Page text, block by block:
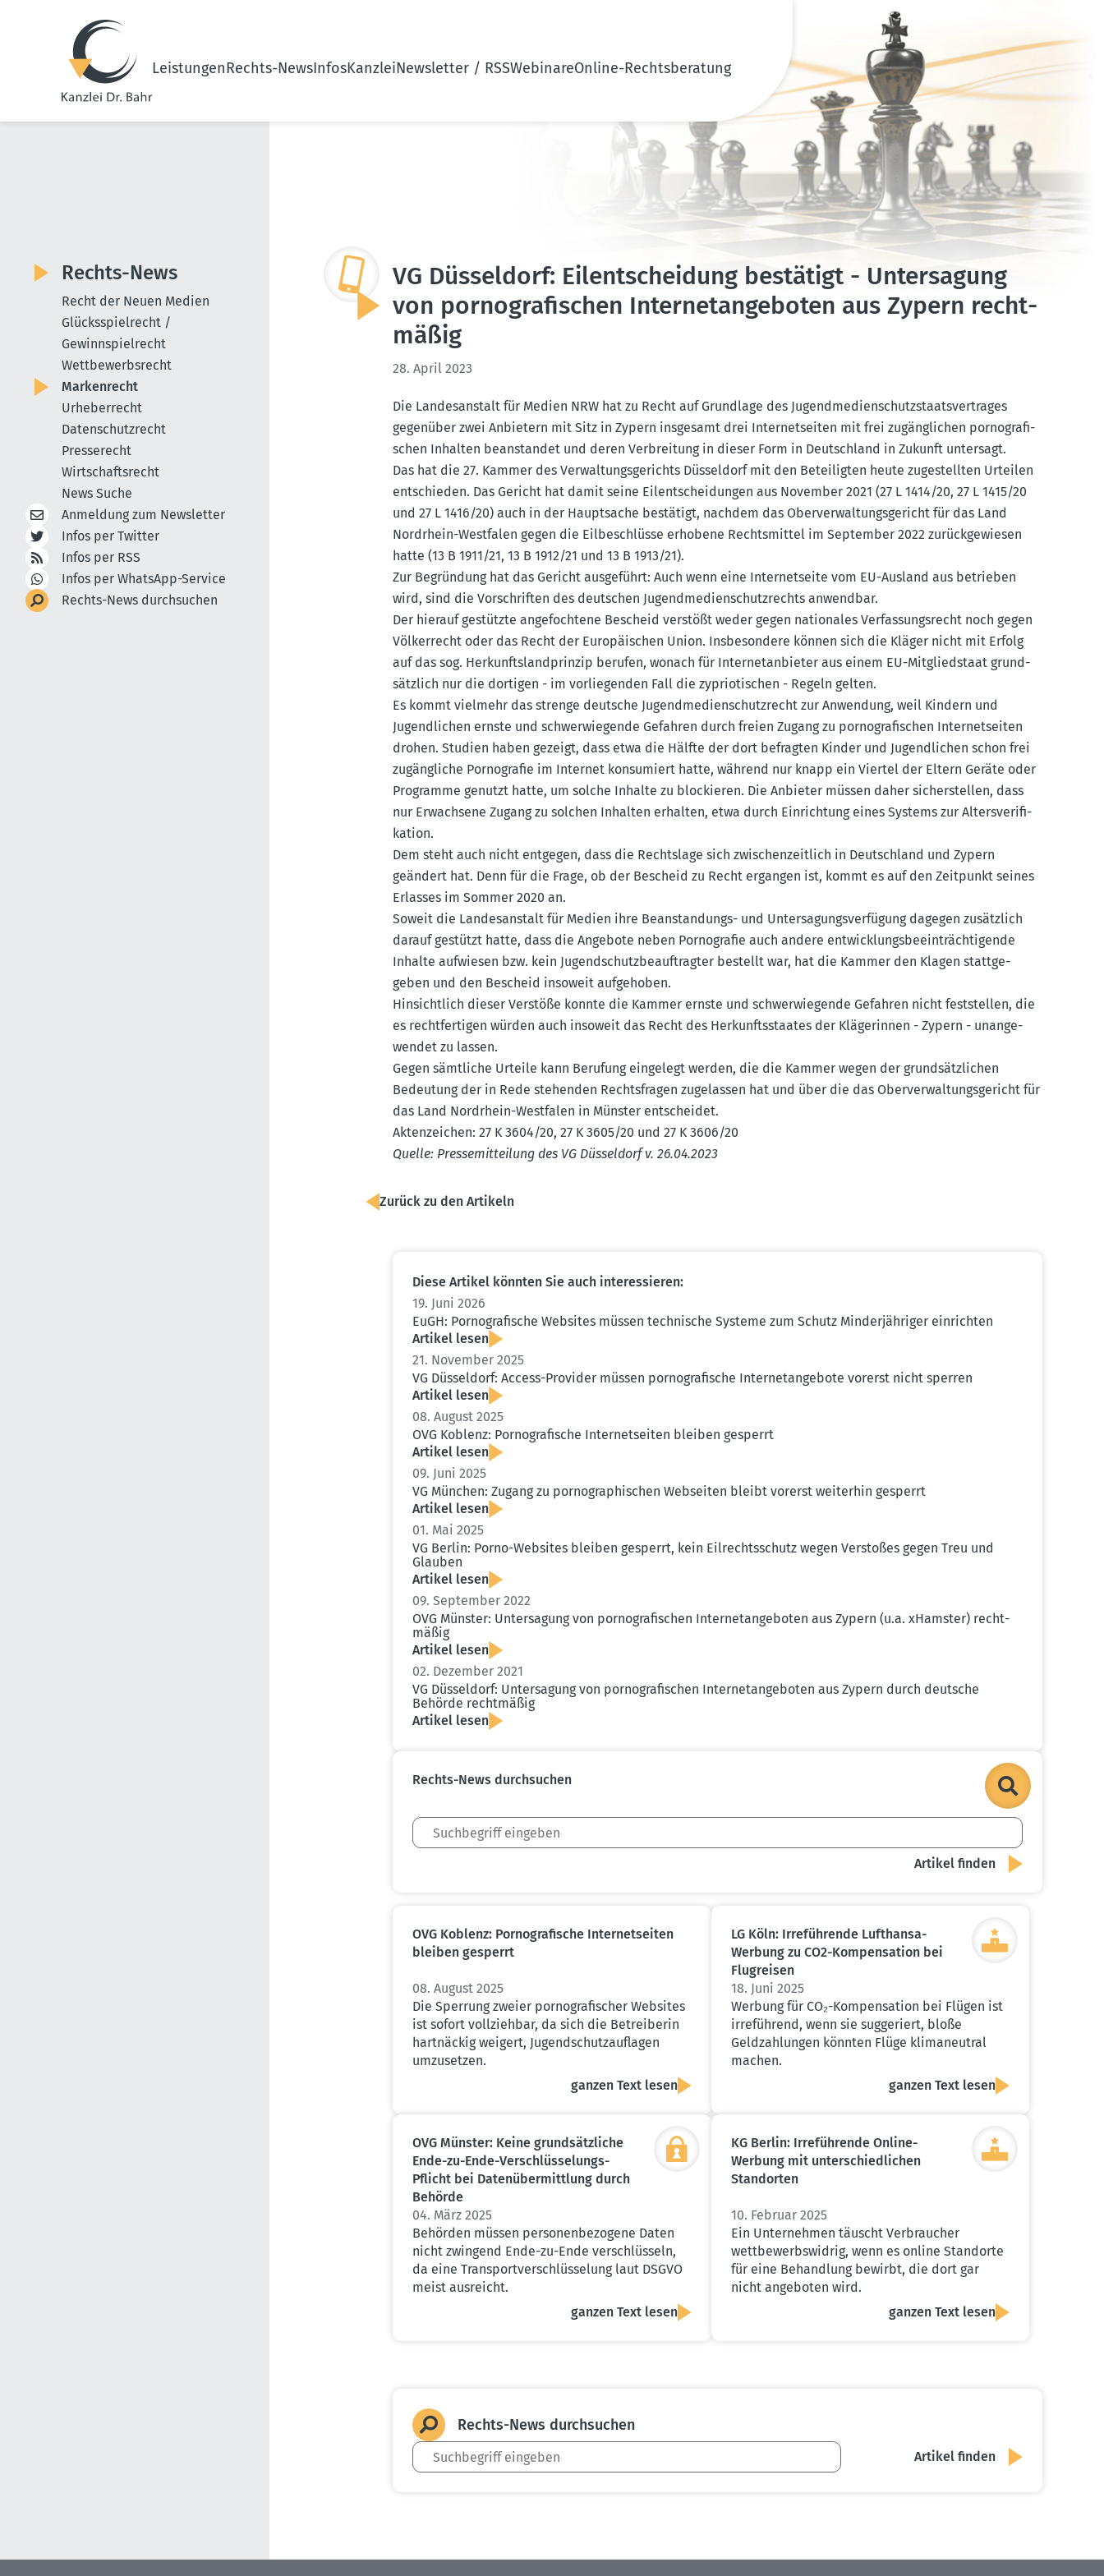
LeistungenRechts-NewsInfosKanzleiNewsletter / RSSWebinareOnline-Rechtsberatung
VG Düsseldorf: Eilent­scheidung bestätigt - Unter­sagung
von porno­gra­fi­schen Inter­net­an­ge­boten aus Zypern recht­
mäßig
28. April 2023
Die Landes­an­stalt für Medien NRW hat zu Recht auf Grundlage des Jugend­me­di­en­schutz­staats­ver­trages
gegenüber zwei Anbietern mit Sitz in Zypern insgesamt drei Inter­net­seiten mit frei zugäng­lichen porno­gra­fi­
schen Inhalten beanstandet und deren Verbreitung in dieser Form in Deutschland in Zukunft untersagt.
Das hat die 27. Kammer des Verwal­tungs­ge­richts Düsseldorf mit den Betei­ligten heute zugestellten Urteilen
entschieden. Das Gericht hat damit seine Eilent­schei­dungen aus November 2021 (27 L 1414/20, 27 L 1415/20
und 27 L 1416/20) auch in der Haupt­sache bestätigt, nachdem das Oberver­wal­tungs­ge­richt für das Land
Nordrhein-Westfalen gegen die Eilbe­schlüsse erhobene Rechts­mittel im September 2022 zurück­ge­wiesen
hatte (13 B 1911/21, 13 B 1912/21 und 13 B 1913/21).
Zur Begründung hat das Gericht ausge­führt: Auch wenn eine Inter­net­seite vom EU-Ausland aus betrieben
wird, sind die Vorschriften des deutschen Jugend­me­di­en­schutz­rechts anwendbar.
Der hierauf gestützte angefochtene Bescheid verstößt weder gegen natio­nales Verfas­sungs­recht noch gegen
Völker­recht oder das Recht der Europäi­schen Union. Insbe­sondere können sich die Kläger nicht mit Erfolg
auf das sog. Herkunfts­land­prinzip berufen, wonach für Inter­net­an­bieter aus einem EU-Mitglied­staat grund­
sätzlich nur die dortigen - im vorlie­genden Fall die zyprio­ti­schen - Regeln gelten.
Es kommt vielmehr das strenge deutsche Jugend­me­di­en­schutz­recht zur Anwendung, weil Kindern und
Jugend­lichen ernste und schwer­wie­gende Gefahren durch freien Zugang zu porno­gra­fi­schen Inter­net­seiten
drohen. Studien haben gezeigt, dass etwa die Hälfte der dort befragten Kinder und Jugend­lichen schon frei
zugäng­liche Porno­grafie im Internet konsu­miert hatte, während nur knapp ein Viertel der Eltern Geräte oder
Programme genutzt hatte, um solche Inhalte zu blockieren. Die Anbieter müssen daher sicher­stellen, dass
nur Erwachsene Zugang zu solchen Inhalten erhalten, etwa durch Einrichtung eines Systems zur Alters­ve­ri­fi­
kation.
Dem steht auch nicht entgegen, dass die Rechtslage sich zwischen­zeitlich in Deutschland und Zypern
geändert hat. Denn für die Frage, ob der Bescheid zu Recht ergangen ist, kommt es auf den Zeitpunkt seines
Erlasses im Sommer 2020 an.
Soweit die Landes­an­stalt für Medien ihre Beanstan­dungs- und Unter­sa­gungs­ver­fügung dagegen zusätzlich
darauf gestützt hatte, dass die Angebote neben Porno­grafie auch andere entwick­lungs­be­ein­träch­ti­gende
Inhalte aufwiesen bzw. kein Jugend­schutz­be­auf­tragter bestellt war, hat die Kammer den Klagen statt­ge­
geben und den Bescheid insoweit aufge­hoben.
Hinsichtlich dieser Verstöße konnte die Kammer ernste und schwer­wie­gende Gefahren nicht feststellen, die
es recht­fer­tigen würden auch insoweit das Recht des Herkunfts­staates der Kläge­rinnen - Zypern - unange­
wendet zu lassen.
Gegen sämtliche Urteile kann Berufung eingelegt werden, die die Kammer wegen der grund­sätz­lichen
Bedeutung der in Rede stehenden Rechts­fragen zugelassen hat und über die das Oberver­wal­tungs­ge­richt für
das Land Nordrhein-Westfalen in Münster entscheidet.
Akten­zeichen: 27 K 3604/20, 27 K 3605/20 und 27 K 3606/20
Quelle: Presse­mit­teilung des VG Düsseldorf v. 26.04.2023
Zurück zu den Artikeln
Diese Artikel könnten Sie auch inter­es­sieren:
19. Juni 2026
EuGH: Porno­gra­fische Websites müssen technische Systeme zum Schutz Minder­jäh­riger einrichten
Artikel lesen
21. November 2025
VG Düsseldorf: Access-Provider müssen porno­gra­fische Inter­net­an­gebote vorerst nicht sperren
Artikel lesen
08. August 2025
OVG Koblenz: Porno­gra­fische Inter­net­seiten bleiben gesperrt
Artikel lesen
09. Juni 2025
VG München: Zugang zu porno­gra­phi­schen Webseiten bleibt vorerst weiterhin gesperrt
Artikel lesen
01. Mai 2025
VG Berlin: Porno-Websites bleiben gesperrt, kein Eilrechts­schutz wegen Verstoßes gegen Treu und
Glauben
Artikel lesen
09. September 2022
OVG Münster: Unter­sagung von porno­gra­fi­schen Inter­net­an­ge­boten aus Zypern (u.a. xHamster) recht­
mäßig
Artikel lesen
02. Dezember 2021
VG Düsseldorf: Unter­sagung von porno­gra­fi­schen Inter­net­an­ge­boten aus Zypern durch deutsche
Behörde recht­mäßig
Artikel lesen
Rechts-News durch­suchen
OVG Koblenz: Porno­gra­fische Inter­net­seiten
bleiben gesperrt
08. August 2025
Die Sperrung zweier pornografischer Websites
ist sofort vollziehbar, da sich die Betreiberin
hartnäckig weigert, Jugendschutzauflagen
umzusetzen.
ganzen Text lesen
LG Köln: Irrefüh­rende Lufthansa-
Werbung zu CO2-Kompen­sation bei
Flugreisen
18. Juni 2025
Werbung für CO₂-Kompensation bei Flügen ist
irreführend, wenn sie suggeriert, bloße
Geldzahlungen könnten Flüge klimaneutral
machen.
ganzen Text lesen
OVG Münster: Keine grund­sätz­liche
Ende-zu-Ende-Verschlüs­se­lungs-
Pflicht bei Daten­über­mittlung durch
Behörde
04. März 2025
Behörden müssen personenbezogene Daten
nicht zwingend Ende-zu-Ende verschlüsseln,
da eine Transportverschlüsselung laut DSGVO
meist ausreicht.
ganzen Text lesen
KG Berlin: Irrefüh­rende Online-
Werbung mit unter­schied­lichen
Stand­orten
10. Februar 2025
Ein Unternehmen täuscht Verbraucher
wettbewerbswidrig, wenn es online Standorte
für eine Behandlung bewirbt, die dort gar
nicht angeboten wird.
ganzen Text lesen
Rechts-News durch­suchen
Rechts-News
Recht der Neuen Medien
Glücksspielrecht /
Gewinnspielrecht
Wettbewerbsrecht
Markenrecht
Urheberrecht
Datenschutzrecht
Presserecht
Wirtschaftsrecht
News Suche
Anmeldung zum Newsletter
Infos per Twitter
Infos per RSS
Infos per WhatsApp-Service
Rechts-News durchsuchen